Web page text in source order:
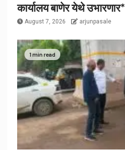
कार्यालय बाणेर येथे उभारणार*
August 7, 2026 arjunpasale
1 min read